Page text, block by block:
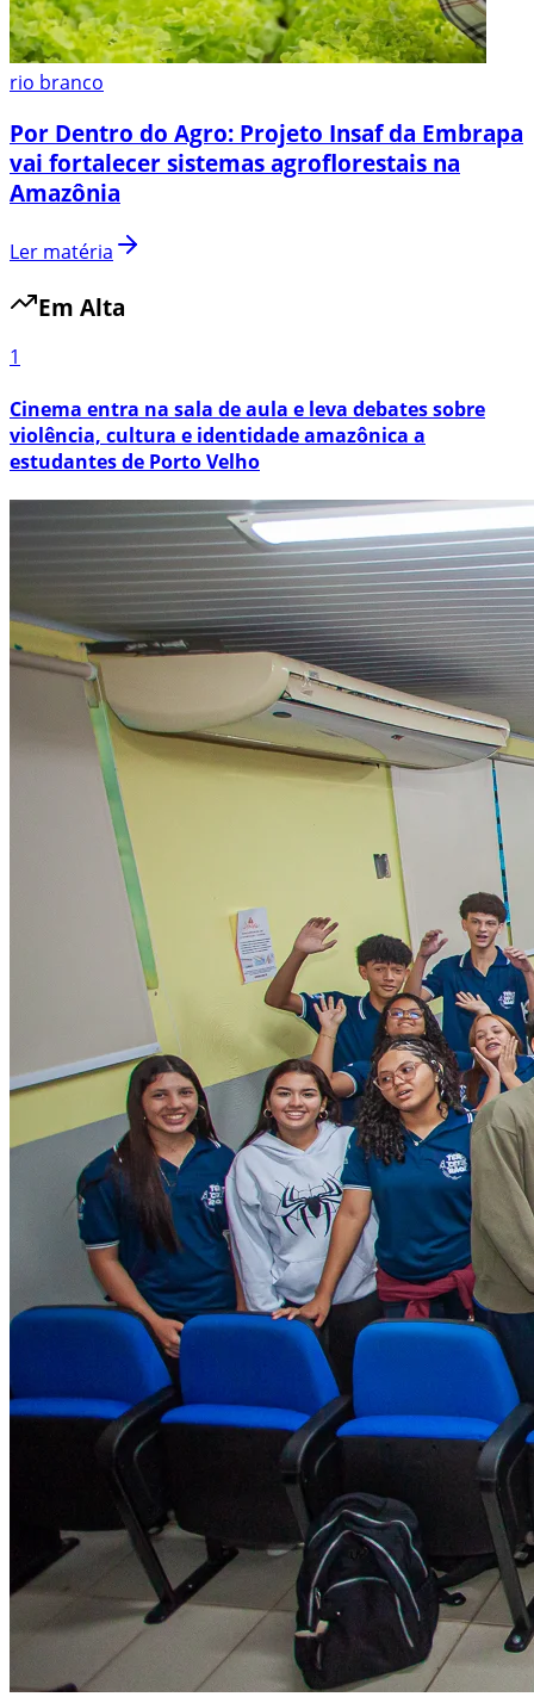
rio branco
Por Dentro do Agro: Projeto Insaf da Embrapa
vai fortalecer sistemas agroflorestais na
Amazônia
Ler matéria
Em Alta
1
Cinema entra na sala de aula e leva debates sobre
violência, cultura e identidade amazônica a
estudantes de Porto Velho